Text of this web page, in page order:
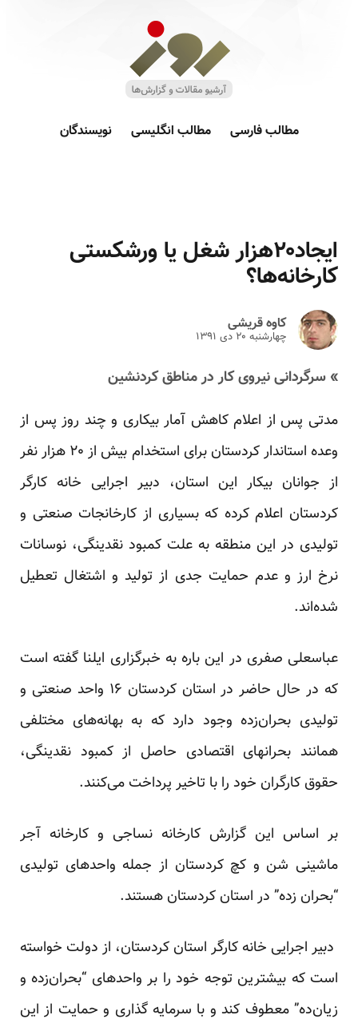
مطالب فارسی مطالب انگلیسی نویسندگان
ایجاد۲۰هزار شغل یا ورشکستی
کارخانه‌ها؟
کاوه قریشی
چهارشنبه ۲۰ دى ۱۳۹۱
» سرگردانی نیروی کار در مناطق کردنشین
مدتی پس از اعلام کاهش آمار بیکاری و چند روز پس از
وعده استاندار کردستان برای استخدام بیش از ۲۰ هزار نفر
از جوانان بیکار این استان، دبیر اجرایی خانه کارگر
کردستان اعلام کرده که بسیاری از کارخانجات صنعتی و
تولیدی در این منطقه به علت کمبود نقدینگی، نوسانات
نرخ ارز و عدم حمایت جدی از تولید و اشتغال تعطیل
شده‌اند.
عباسعلی صفری در این باره به خبرگزاری ایلنا گفته است
که در حال حاضر در استان کردستان ۱۶ واحد صنعتی و
تولیدی بحران‌زده وجود دارد که به بهانه‌های مختلفی
همانند بحرانهای اقتصادی حاصل از کمبود نقدینگی،
حقوق کارگران خود را با تاخیر پرداخت می‌کنند.
بر اساس این گزارش کارخانه نساجی و کارخانه آجر
ماشینی شن و کچ کردستان از جمله واحدهای تولیدی
“بحران زده” در استان کردستان هستند.
دبیر اجرایی خانه کارگر استان کردستان، از دولت خواسته
است که بیشترین توجه خود را بر واحد‌های “بحران‌زده و
زیان‌ده” معطوف کند و با سرمایه گذاری و حمایت از این